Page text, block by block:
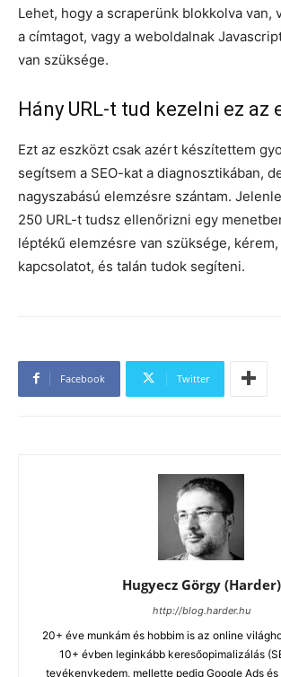
Lehet, hogy a scraperünk blokkolva van,
a címtagot, vagy a weboldalnak
van szüksége.
Hány URL-t tud kezelni ez az
Ezt az eszközt csak azért készítettem
segítsem a SEO-kat a diagnosztikában,
nagyszabású elemzésre szántam.
250 URL-t tudsz ellenőrizni egy
léptékű elemzésre van szüksége,
kapcsolatot, és talán tudok segíteni.
Facebook Twitter
Hugyecz Görgy (Harder)
http://blog.harder.hu
20+ éve munkám és hobbim is az online
10+ évben leginkább keresőopimalizálás
tevékenykedem, mellette pedig Google Ads és